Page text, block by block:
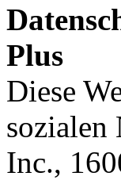
Plus
Diese
sozialen
Inc.,